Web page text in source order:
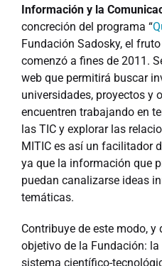
Información y la
concreción del programa “
Fundación Sadosky, el
comenzó a fines de 2011.
web que permitirá buscar
universidades, proyectos y
encuentren trabajando en
las TIC y explorar las
MITIC es así un facilitador
ya que la información que
puedan canalizarse ideas
temáticas.
Contribuye de este modo,
objetivo de la Fundación:
sistema científico-